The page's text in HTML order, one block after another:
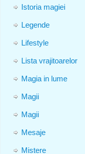
Istoria magiei
Legende
Lifestyle
Lista vrajitoarelor
Magia in lume
Magii
Magii
Mesaje
Mistere